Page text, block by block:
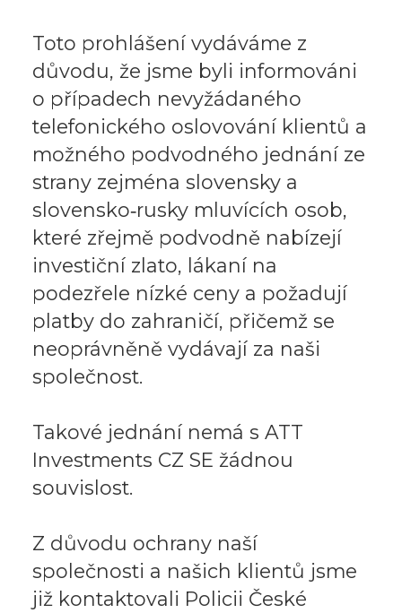
Toto prohlášení vydáváme z
důvodu, že jsme byli informováni
o případech nevyžádaného
telefonického oslovování klientů a
možného podvodného jednání ze
strany zejména slovensky a
slovensko‑rusky mluvících osob,
které zřejmě podvodně nabízejí
investiční zlato, lákaní na
podezřele nízké ceny a požadují
platby do zahraničí, přičemž se
neoprávněně vydávají za naši
společnost.
Takové jednání nemá s ATT
Investments CZ SE žádnou
souvislost.
Z důvodu ochrany naší
společnosti a našich klientů jsme
již kontaktovali Policii České